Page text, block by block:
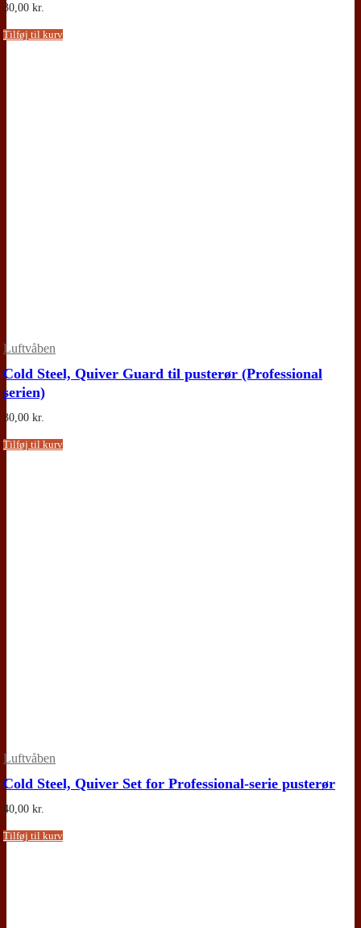
30,00 kr.
Tilføj til kurv
Luftvåben
Cold Steel, Quiver Guard til pusterør (Professional
serien)
30,00 kr.
Tilføj til kurv
Luftvåben
Cold Steel, Quiver Set for Professional-serie pusterør
40,00 kr.
Tilføj til kurv